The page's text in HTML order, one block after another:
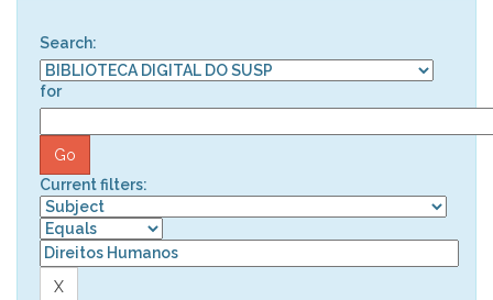
Search:
for
Current filters: